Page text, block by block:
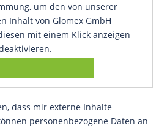
um den von unserer
Inhalt von Glomex GmbH
mit einem Klick anzeigen
dass mir externe Inhalte
personenbezogene Daten an